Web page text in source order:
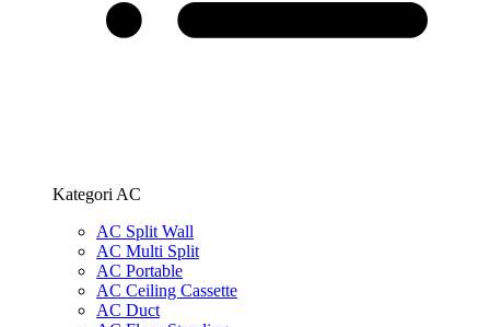
Kategori AC
AC Split Wall
AC Multi Split
AC Portable
AC Ceiling Cassette
AC Duct